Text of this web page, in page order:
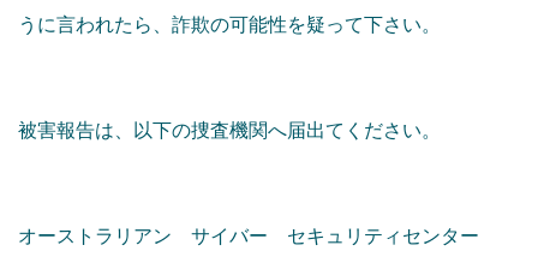
うに言われたら、詐欺の可能性を疑って下さい。
被害報告は、以下の捜査機関へ届出てください。
オーストラリアン サイバー セキュリティセンター